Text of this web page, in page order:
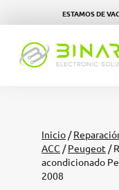
ESTAMOS DE
Inicio /
ACC /Peugeot /
acondicionado
2008